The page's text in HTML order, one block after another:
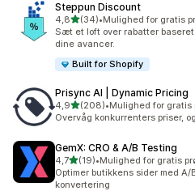
Steppun Discount
4,8ud af 5 stjerner
(34)
34 anmeldelser i alt
•Mulighed for gratis
Sæt et loft over rabatter
dine avancer.
Built for Shopify
Prisync AI | Dynamic Pricing
4,9ud af 5 stjerner
(208)
208 anmeldelser i alt
•Mulighed for gratis
Overvåg konkurrenters priser,
GemX: CRO & A/B Testing
4,7ud af 5 stjerner
(19)
19 anmeldelser i alt
•Mulighed for gratis
Optimer butikkens sider med
konvertering